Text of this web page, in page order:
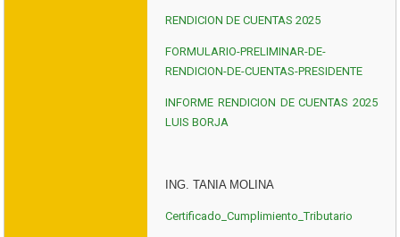
RENDICION DE CUENTAS 2025
FORMULARIO-PRELIMINAR-DE-
RENDICION-DE-CUENTAS-PRESIDENTE
INFORME RENDICION DE CUENTAS 2025
LUIS BORJA
ING. TANIA MOLINA
Certificado_Cumplimiento_Tributario